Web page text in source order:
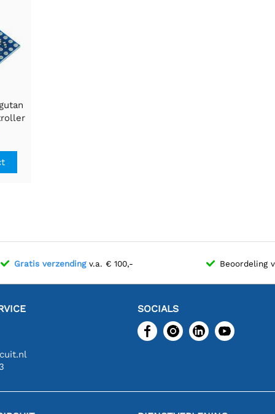
Gratis verzendingv.a. € 100,- Beoordeling
SOCIALS